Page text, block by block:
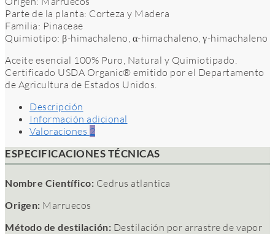
Parte de la planta: Corteza y Madera
Familia: Pinaceae
Quimiotipo: β-himachaleno, α-himachaleno, γ-himachaleno
Aceite esencial 100% Puro, Natural y Quimiotipado.
Certificado USDA Organic® emitido por el Departamento
de Agricultura de Estados Unidos.
Descripción
Información adicional
Valoraciones 2
ESPECIFICACIONES TÉCNICAS
Nombre Científico: Cedrus atlantica
Origen: Marruecos
Método de destilación: Destilación por arrastre de vapor